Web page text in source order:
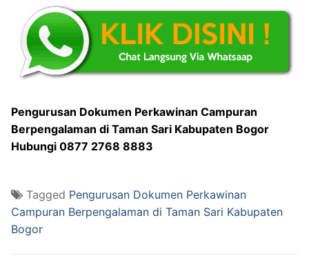
Pengurusan Dokumen Perkawinan Campuran
Berpengalaman di Taman Sari Kabupaten Bogor
Hubungi 0877 2768 8883
Tagged Pengurusan Dokumen Perkawinan
Campuran Berpengalaman di Taman Sari Kabupaten
Bogor